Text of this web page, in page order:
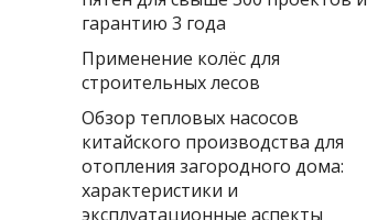
гарантию 3 года
Применение колёс для
строительных лесов
Обзор тепловых насосов
китайского производства для
отопления загородного дома:
характеристики и
эксплуатационные аспекты